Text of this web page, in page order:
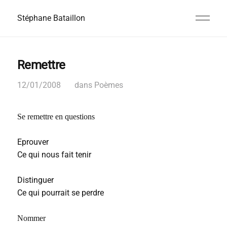
Stéphane Bataillon
Remettre
12/01/2008 dans Poèmes
Se remettre en questions
Eprouver
Ce qui nous fait tenir
Distinguer
Ce qui pourrait se perdre
Nommer